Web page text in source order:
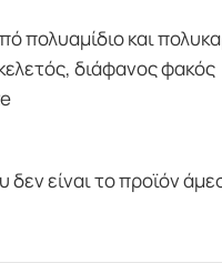
πολυαμίδιο και
διάφανος φακός
είναι το προϊόν